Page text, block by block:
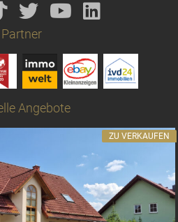
Partner
Angebote
ZU VERKAUFEN